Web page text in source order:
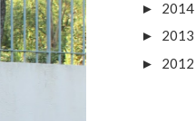
► 2014
► 2013
► 2012